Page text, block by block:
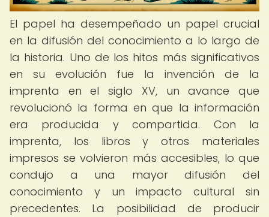
El papel ha desempeñado un papel crucial
en la difusión del conocimiento a lo largo de
la historia. Uno de los hitos más significativos
en su evolución fue la invención de la
imprenta en el siglo XV, un avance que
revolucionó la forma en que la información
era producida y compartida. Con la
imprenta, los libros y otros materiales
impresos se volvieron más accesibles, lo que
condujo a una mayor difusión del
conocimiento y un impacto cultural sin
precedentes. La posibilidad de producir